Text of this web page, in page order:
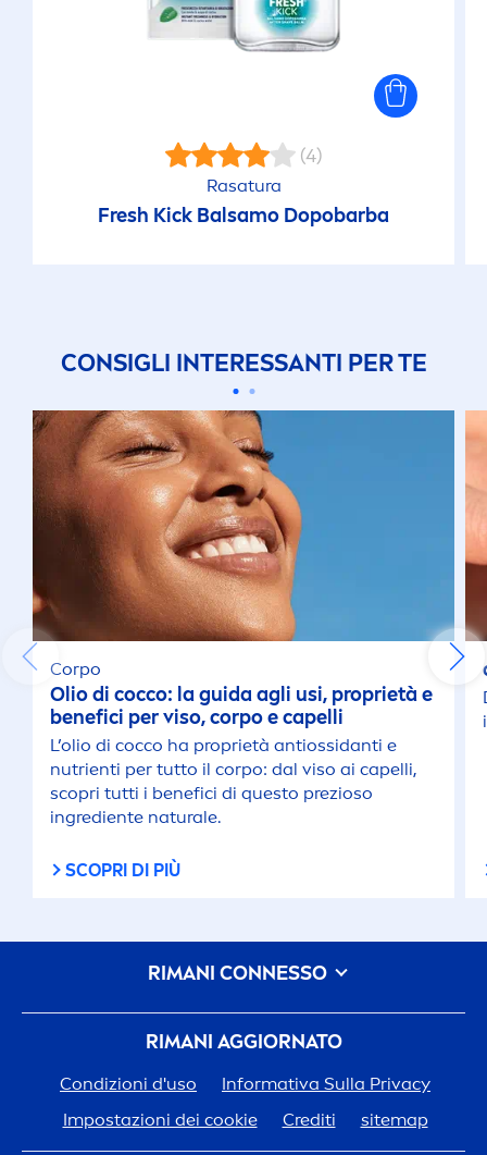
(4)
Rasatura
Fresh Kick Balsamo Dopobarba
CONSIGLI INTERESSANTI PER TE
Corpo
Olio di cocco: la guida agli usi, proprietà e
benefici per viso, corpo e capelli
L’olio di cocco ha proprietà antiossidanti e
nutrienti per tutto il corpo: dal viso ai capelli,
scopri tutti i benefici di questo prezioso
ingrediente naturale.
SCOPRI DI PIÙ
RIMANI AGGIORNATO
Condizioni d'uso
Informativa Sulla Privacy
Impostazioni dei cookie
Crediti sitemap
RIMANI CONNESSO